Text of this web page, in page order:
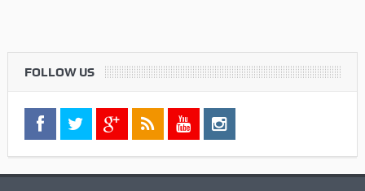
FOLLOW US